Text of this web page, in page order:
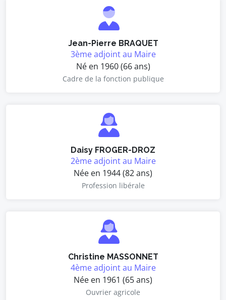
Jean-Pierre BRAQUET
3ème adjoint au Maire
Né en 1960 (66 ans)
Cadre de la fonction publique
Daisy FROGER-DROZ
2ème adjoint au Maire
Née en 1944 (82 ans)
Profession libérale
Christine MASSONNET
4ème adjoint au Maire
Née en 1961 (65 ans)
Ouvrier agricole